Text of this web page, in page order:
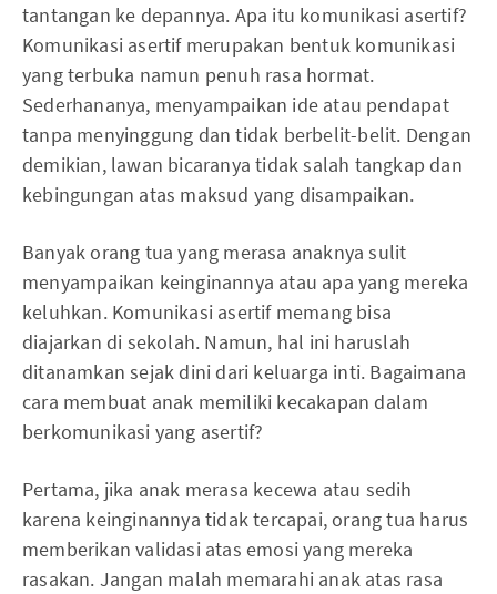
tantangan ke depannya. Apa itu komunikasi asertif?
Komunikasi asertif merupakan bentuk komunikasi
yang terbuka namun penuh rasa hormat.
Sederhananya, menyampaikan ide atau pendapat
tanpa menyinggung dan tidak berbelit-belit. Dengan
demikian, lawan bicaranya tidak salah tangkap dan
kebingungan atas maksud yang disampaikan.
Banyak orang tua yang merasa anaknya sulit
menyampaikan keinginannya atau apa yang mereka
keluhkan. Komunikasi asertif memang bisa
diajarkan di sekolah. Namun, hal ini haruslah
ditanamkan sejak dini dari keluarga inti. Bagaimana
cara membuat anak memiliki kecakapan dalam
berkomunikasi yang asertif?
Pertama, jika anak merasa kecewa atau sedih
karena keinginannya tidak tercapai, orang tua harus
memberikan validasi atas emosi yang mereka
rasakan. Jangan malah memarahi anak atas rasa